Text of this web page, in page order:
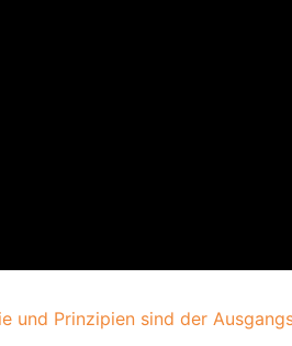
und Prinzipien sind der